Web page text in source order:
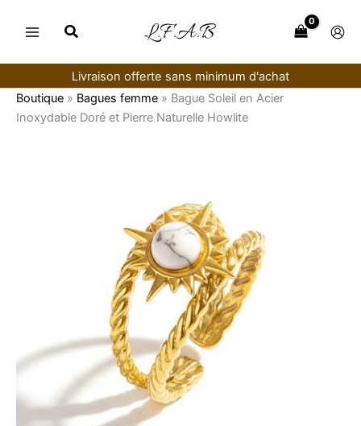
Livraison offerte sans minimum d'achat
Boutique » Bagues femme » Bague Soleil en Acier
Inoxydable Doré et Pierre Naturelle Howlite